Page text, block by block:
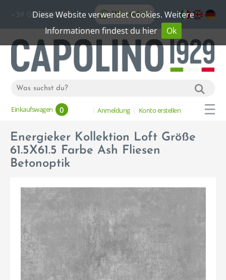
Diese Website verwendet Cookies. Weitere
Informationen findest du hier
Ok
+39 06 20192773 WhatsApp
Einkaufswagen 0 Anmeldung Konto erstellen
Energieker Kollektion Loft Größe
61.5X61.5 Farbe Ash Fliesen
Betonoptik